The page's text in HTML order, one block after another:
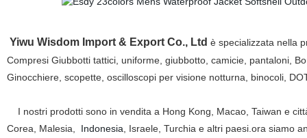
Yiwu Wisdom Import & Export Co., Ltd è specializzata nella
Compresi Giubbotti tattici, uniforme, giubbotto, camicie, pantaloni,
Ginocchiere, scopette, oscilloscopi per visione notturna, binocoli,
I nostri prodotti sono in vendita a Hong Kong, Macao, Taiwan e
Corea, Malesia,
Indonesia , Israele, Turchia e altri paesi.ora siamo